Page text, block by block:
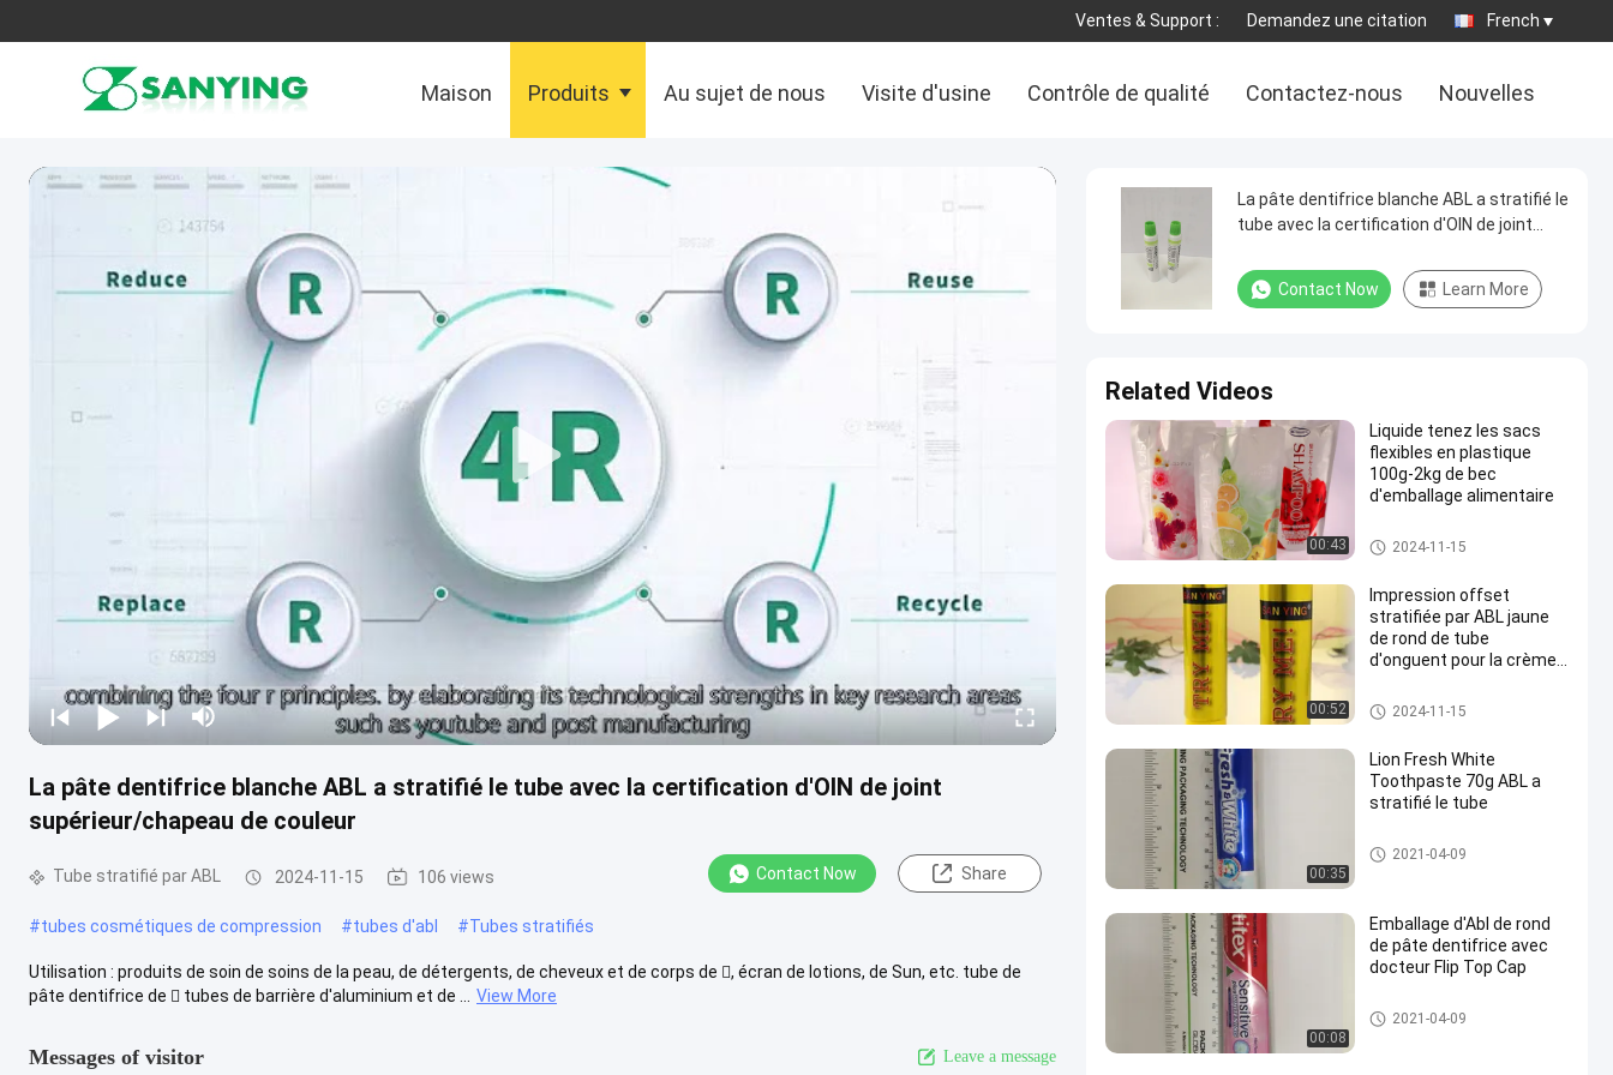
Ventes & Support : Demandez une citation French
Maison Produits Au sujet de nous Visite d'usine Contrôle de qualité Contactez-nous Nouvelles
La pâte dentifrice blanche ABL a stratifié le tube avec la certification d'OIN de joint
supérieur/chapeau de couleur
Tube stratifié par ABL 2024-11-15 106 views Contact Now Share
#tubes cosmétiques de compression #tubes d'abl #Tubes stratifiés
Utilisation : produits de soin de soins de la peau, de détergents, de cheveux et de corps de , écran de lotions, de Sun, etc. tube de
pâte dentifrice de  tubes de barrière d'aluminium et de ...
View More
Messages of visitor Leave a message
La pâte dentifrice blanche ABL a stratifié le
tube avec la certification d'OIN de joint
Contact Now Learn More
Related Videos
00:43
Liquide tenez les sacs
flexibles en plastique
100g-2kg de bec
d'emballage alimentaire
Conditionnement souple de no
urriture
2024-11-15
00:52
Impression offset
stratifiée par ABL jaune
de rond de tube
d'onguent pour la crème
Tube stratifié par ABL
2024-11-15
00:35
Lion Fresh White
Toothpaste 70g ABL a
stratifié le tube
Tube stratifié par ABL
2021-04-09
00:08
Emballage d'Abl de rond
de pâte dentifrice avec
docteur Flip Top Cap
Tube stratifié par ABL
2021-04-09